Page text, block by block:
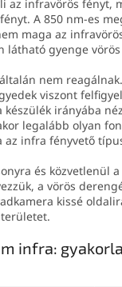
az infravörös fényt,
A 850 nm-es
maga az
látható gyenge
nem
viszont
készülék irányába
legalább olyan
az infra fényvető
és közvetlenül
a vörös
kissé
infra: